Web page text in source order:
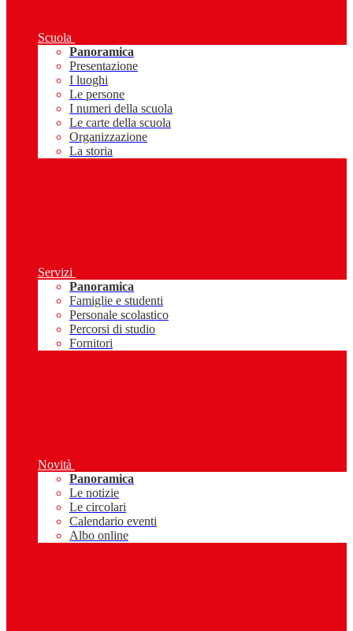
Scuola
Panoramica
Presentazione
I luoghi
Le persone
I numeri della scuola
Le carte della scuola
Organizzazione
La storia
Servizi
Panoramica
Famiglie e studenti
Personale scolastico
Percorsi di studio
Fornitori
Novità
Panoramica
Le notizie
Le circolari
Calendario eventi
Albo online